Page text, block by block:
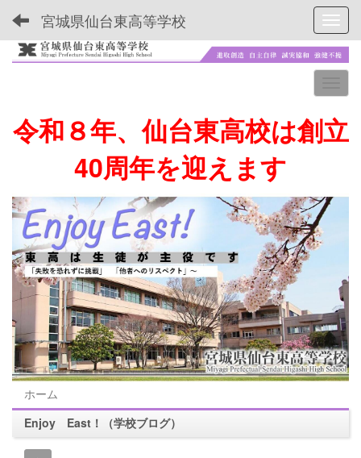
宮城県仙台東高等学校
令和８年、仙台東高校は創立
40周年を迎えます
ホーム
Enjoy East！（学校ブログ）